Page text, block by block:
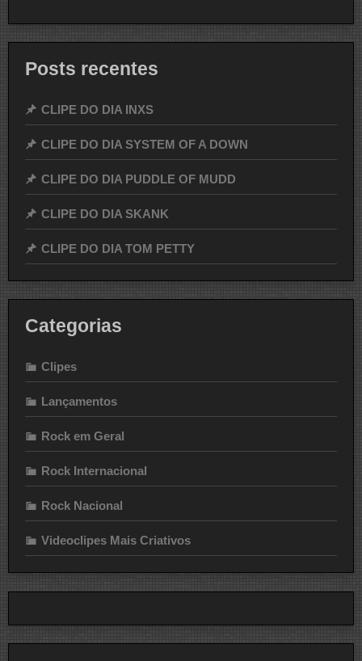
Posts recentes
CLIPE DO DIA INXS
CLIPE DO DIA SYSTEM OF A DOWN
CLIPE DO DIA PUDDLE OF MUDD
CLIPE DO DIA SKANK
CLIPE DO DIA TOM PETTY
Categorias
Clipes
Lançamentos
Rock em Geral
Rock Internacional
Rock Nacional
Videoclipes Mais Criativos